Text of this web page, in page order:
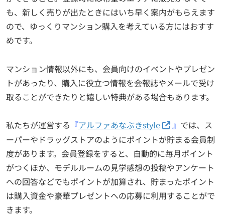
も、新しく売りが出たときにはいち早く案内がもらえます
ので、ゆっくりマンション購入を考えている方にはおすす
めです。
マンション情報以外にも、会員向けのイベントやプレゼン
トがあったり、購入に役立つ情報を会報誌やメールで受け
取ることができたりと嬉しい特典がある場合もあります。
私たちが運営する 『アルファあなぶきstyle 』 では、ス
ーパーやドラッグストアのようにポイントが貯まる会員制
度があります。会員登録をすると、自動的に毎月ポイント
がつくほか、モデルルームの見学感想の投稿やアンケート
への回答などでもポイントが加算され、貯まったポイント
は購入資金や豪華プレゼントへの応募に利用することがで
きます。